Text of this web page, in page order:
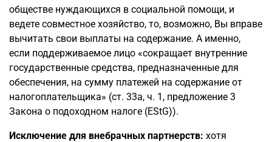
обществе нуждающихся в социальной помощи, и
ведете совместное хозяйство, то, возможно, Вы вправе
вычитать свои выплаты на содержание. А именно,
если поддерживаемое лицо «сокращает внутренние
государственные средства, предназначенные для
обеспечения, на сумму платежей на содержание от
налогоплательщика» (ст. 33a, ч. 1, предложение 3
Закона о подоходном налоге (EStG)).
Исключение для внебрачных партнерств: хотя